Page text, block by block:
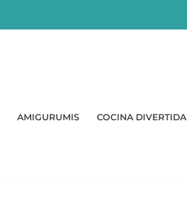
AMIGURUMIS COCINA DIVERTIDA